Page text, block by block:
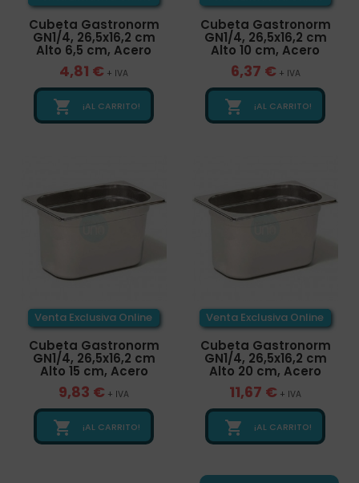
Cubeta Gastronorm
GN1/4, 26,5x16,2 cm
Alto 6,5 cm, Acero
4,81 € + IVA
 ¡AL CARRITO!
Cubeta Gastronorm
GN1/4, 26,5x16,2 cm
Alto 10 cm, Acero
6,37 € + IVA
 ¡AL CARRITO!
Venta Exclusiva Online
Cubeta Gastronorm
GN1/4, 26,5x16,2 cm
Alto 15 cm, Acero
9,83 € + IVA
 ¡AL CARRITO!
Venta Exclusiva Online
Cubeta Gastronorm
GN1/4, 26,5x16,2 cm
Alto 20 cm, Acero
11,67 € + IVA
 ¡AL CARRITO!